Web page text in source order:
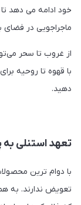
خود ادامه می دهد
ماجراجویی در فضای
از غروب تا سحر
با قهوه تا روحیه
دهید.
تعهد استنلی به
با دوام ترین